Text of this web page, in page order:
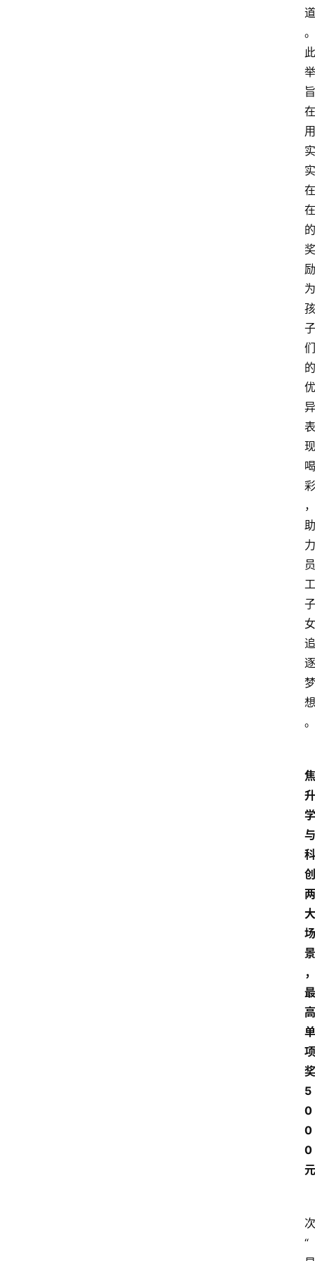
道
。
此
举
旨
在
用
实
实
在
在
的
奖
励
为
孩
子
们
的
优
异
表
现
喝
彩
，
助
力
员
工
子
女
追
逐
梦
想
。
焦
升
学
与
科
创
两
大
场
景
，
最
高
单
项
奖
5
0
0
0
元
次
“